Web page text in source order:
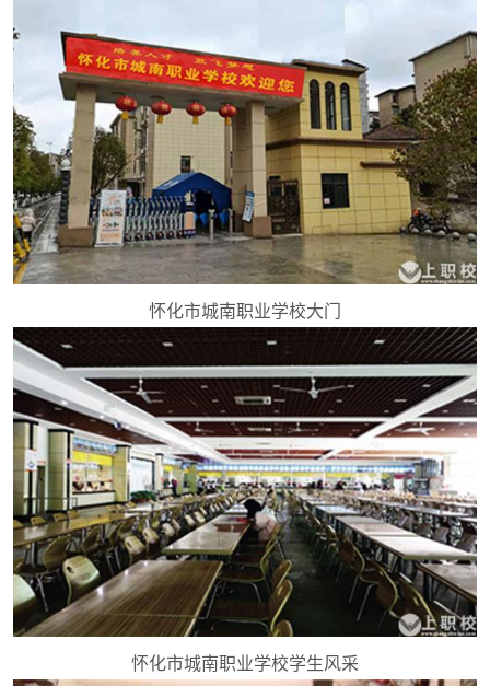
怀化市城南职业学校大门
怀化市城南职业学校学生风采